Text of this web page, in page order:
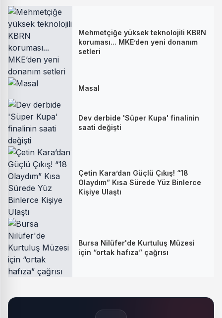
Mehmetçiğe yüksek teknolojili KBRN
koruması... MKE’den yeni donanım
setleri
Masal
Dev derbide 'Süper Kupa' finalinin
saati değişti
Çetin Kara’dan Güçlü Çıkış! “18
Olaydım” Kısa Sürede Yüz Binlerce
Kişiye Ulaştı
Bursa Nilüfer'de Kurtuluş Müzesi
için “ortak hafıza” çağrısı